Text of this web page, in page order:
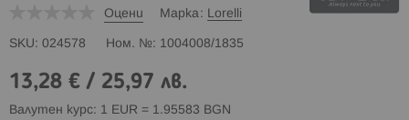
Оцени Марка Lorelli
SKU 024578 Ном. № 1004008/1835
13,28 € / 25,97 лв.
Валутен курс: 1 EUR = 1.95583 BGN